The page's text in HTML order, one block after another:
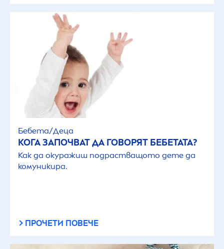
Бебета/Деца
КОГА ЗАПОЧВАТ ДА ГОВОРЯТ БЕБЕТАТА?
Как да окуражиш подрастващото дете да
комуникира.
ПРОЧЕТИ ПОВЕЧЕ